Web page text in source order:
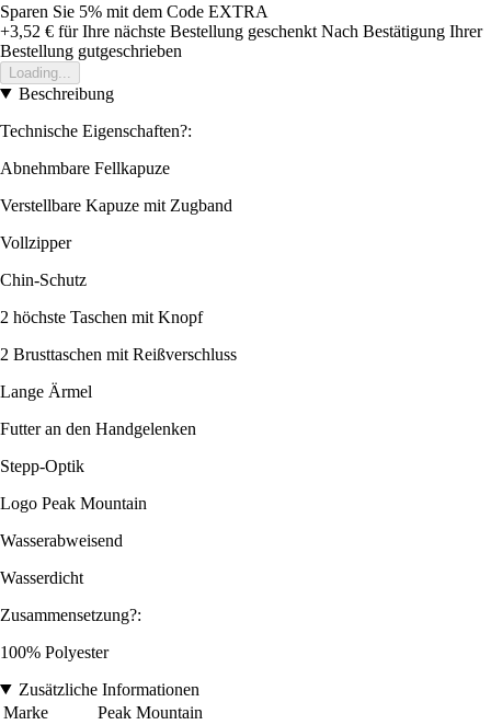
Sparen Sie 5% mit dem Code EXTRA
+3,52 € für Ihre nächste Bestellung geschenkt Nach Bestätigung Ihrer
Bestellung gutgeschrieben
Loading...
Beschreibung
Technische Eigenschaften?:
Abnehmbare Fellkapuze
Verstellbare Kapuze mit Zugband
Vollzipper
Chin-Schutz
2 höchste Taschen mit Knopf
2 Brusttaschen mit Reißverschluss
Lange Ärmel
Futter an den Handgelenken
Stepp-Optik
Logo Peak Mountain
Wasserabweisend
Wasserdicht
Zusammensetzung?:
100% Polyester
Zusätzliche Informationen
Marke
Peak Mountain